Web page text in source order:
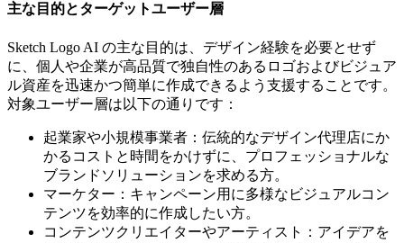
主な目的とターゲットユーザー層
Sketch Logo AI の主な目的は、デザイン経験を必要とせず
に、個人や企業が高品質で独自性のあるロゴおよびビジュア
ル資産を迅速かつ簡単に作成できるよう支援することです。
対象ユーザー層は以下の通りです：
起業家や小規模事業者：伝統的なデザイン代理店にか
かるコストと時間をかけずに、プロフェッショナルな
ブランドソリューションを求める方。
マーケター：キャンペーン用に多様なビジュアルコン
テンツを効率的に作成したい方。
コンテンツクリエイターやアーティスト：アイデアを